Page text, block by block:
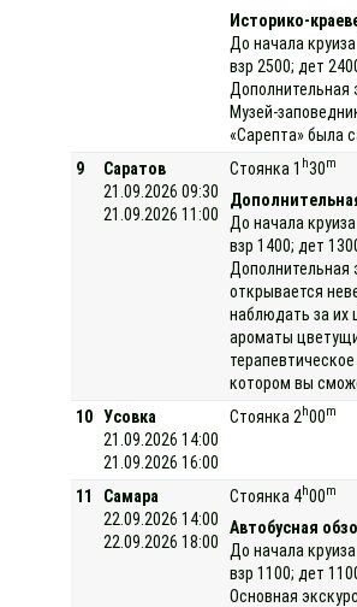
Историко-
До начала круиза
взр 2500; дет
Дополнительная
Музей-
«Сарепта» была
9
Саратов
21.09.2026 09:30
21.09.2026 11:00
Стоянка 1 h30m
До начала круиза
взр 1400; дет
Дополнительная
открывается
наблюдать за их
ароматы
котором вы
10 Усовка
21.09.2026 14:00
21.09.2026 16:00
Стоянка 2 h00m
11
Самара
22.09.2026 14:00
22.09.2026 18:00
Стоянка 4h00m
Автобусная
До начала круиза
взр 1100; дет
Основная